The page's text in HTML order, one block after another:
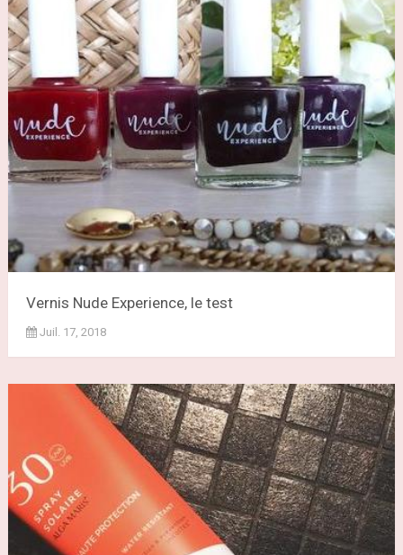
Vernis Nude Experience, le test
Juil. 17, 2018